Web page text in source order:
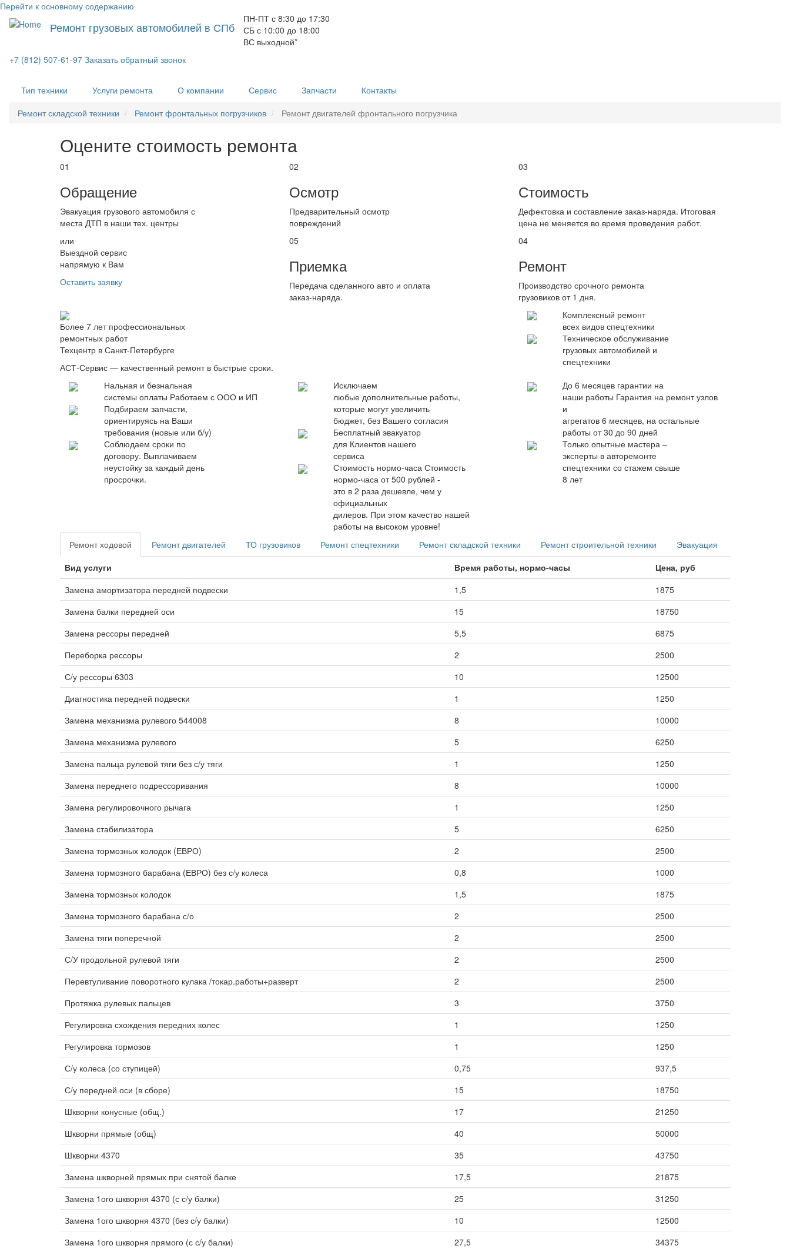
Перейти к основному содержанию
Ремонт грузовых автомобилей в СПб
ПН-ПТ с 8:30 до 17:30
СБ с 10:00 до 18:00
ВС выходной*
+7 (812) 507-61-97 Заказать обратный звонок
Тип техники Услуги ремонта О компании Сервис Запчасти
Контакты
Ремонт складской техники
Ремонт фронтальных погрузчиков Ремонт двигателей фронтального погрузчика
Оцените стоимость ремонта
01
Обращение
Эвакуация грузового автомобиля с
места ДТП в наши тех. центры
или
Выездной сервис
напрямую к Вам
Оставить заявку
02
Осмотр
Предварительный осмотр
повреждений
05
Приемка
Передача сделанного авто и оплата
заказ-наряда.
03
Стоимость
Дефектовка и составление заказ-наряда. Итоговая
цена не меняется во время проведения работ.
04
Ремонт
Производство срочного ремонта
грузовиков от 1 дня.
Более 7 лет профессиональных
ремонтных работ
Техцентр в Санкт-Петербурге
АСТ-Сервис — качественный ремонт в быстрые сроки.
Комплексный ремонт
всех видов спецтехники
Техническое обслуживание
грузовых автомобилей и
спецтехники
Нальная и безнальная
системы оплаты Работаем с ООО и ИП
Подбираем запчасти,
ориентируясь на Ваши
требования (новые или б/у)
Соблюдаем сроки по
договору. Выплачиваем
неустойку за каждый день
просрочки.
Исключаем
любые дополнительные работы,
которые могут увеличить
бюджет, без Вашего согласия
Бесплатный эвакуатор
для Клиентов нашего
сервиса
Стоимость нормо-часа Стоимость
нормо-часа от 500 рублей -
это в 2 раза дешевле, чем у
официальных
дилеров. При этом качество нашей
работы на выcоком уровне!
До 6 месяцев гарантии на
наши работы Гарантия на ремонт узлов
и
агрегатов 6 месяцев, на остальные
работы от 30 до 90 дней
Только опытные мастера –
эксперты в авторемонте
спецтехники со стажем свыше
8 лет
Ремонт ходовой Ремонт двигателей ТО грузовиков Ремонт спецтехники Ремонт складской техники Ремонт строительной техники
Эвакуация
Вид услуги
Время работы, нормо-часы
Цена, руб
Замена амортизатора передней подвески
1,5
1875
Замена балки передней оси
15
18750
Замена рессоры передней
5,5
6875
Переборка рессоры
2
2500
С/у рессоры 6303
10
12500
Диагностика передней подвески
1
1250
Замена механизма рулевого 544008
8
10000
Замена механизма рулевого
5
6250
Замена пальца рулевой тяги без с/у тяги
1
1250
Замена переднего подрессоривания
8
10000
Замена регулировочного рычага
1
1250
Замена стабилизатора
5
6250
Замена тормозных колодок (ЕВРО)
2
2500
Замена тормозного барабана (ЕВРО) без с/у колеса
0,8
1000
Замена тормозных колодок
1,5
1875
Замена тормозного барабана с/о
2
2500
Замена тяги поперечной
2
2500
С/У продольной рулевой тяги
2
2500
Перевтуливание поворотного кулака /токар.работы+разверт
2
2500
Протяжка рулевых пальцев
3
3750
Регулировка схождения передних колес
1
1250
Регулировка тормозов
1
1250
С/у колеса (со ступицей)
0,75
937,5
С/у передней оси (в сборе)
15
18750
Шкворни конусные (общ.)
17
21250
Шкворни прямые (общ)
40
50000
Шкворни 4370
35
43750
Замена шкворней прямых при снятой балке
17,5
21875
Замена 1ого шкворня 4370 (с с/у балки)
25
31250
Замена 1ого шкворня 4370 (без с/у балки)
10
12500
Замена 1ого шкворня прямого (с с/у балки)
27,5
34375